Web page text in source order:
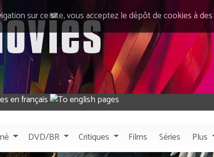
sur ce site, vous acceptez le dépôt de cookies à
DVD/BR Critiques Films Séries Plus